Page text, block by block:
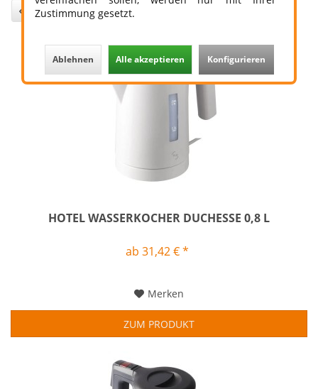
3
HOTEL WASSERKOCHER DUCHESSE 0,8 L
ab 31,42 € *
Merken
ZUM PRODUKT
Zustimmung gesetzt.
Ablehnen Alle akzeptieren Konfigurieren